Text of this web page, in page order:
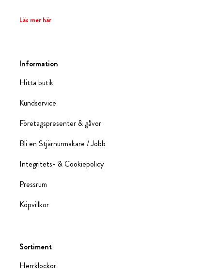
Läs mer här
Information
Hitta butik
Kundservice
Företagspresenter & gåvor
Bli en Stjärnurmakare / Jobb
Integritets- & Cookiepolicy
Pressrum
Köpvillkor
Sortiment
Herrklockor